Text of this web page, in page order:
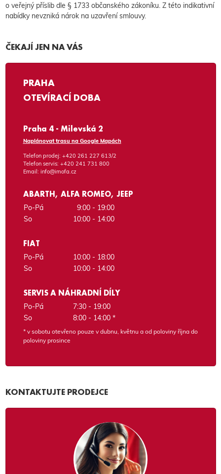
o veřejný příslib dle § 1733 občanského zákoníku. Z této indikativní
nabídky nevzniká nárok na uzavření smlouvy.
ČEKAJÍ JEN NA VÁS
PRAHA
OTEVÍRACÍ DOBA
Praha 4 - Milevská 2
Naplánovat trasu na Google Mapách
Telefon prodej: +420 261 227 613/2
Telefon servis: +420 241 731 800
Email: info@imofa.cz
ABARTH, ALFA ROMEO, JEEP
Po-Pá
9:00 - 19:00
So
10:00 - 14:00
FIAT
Po-Pá
10:00 - 18:00
So
10:00 - 14:00
SERVIS A NÁHRADNÍ DÍLY
Po-Pá
7:30 - 19:00
So
8:00 - 14:00 *
* v sobotu otevřeno pouze v dubnu, květnu a od poloviny října do
poloviny prosince
KONTAKTUJTE PRODEJCE